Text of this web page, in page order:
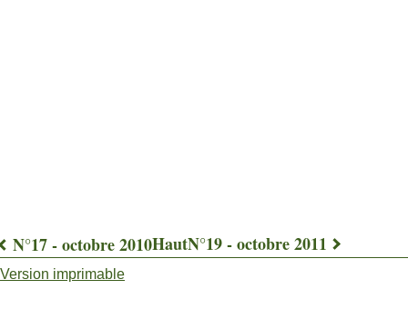
Liens
N°17 - octobre 2010HautN°19 - octobre 2011
Version imprimable